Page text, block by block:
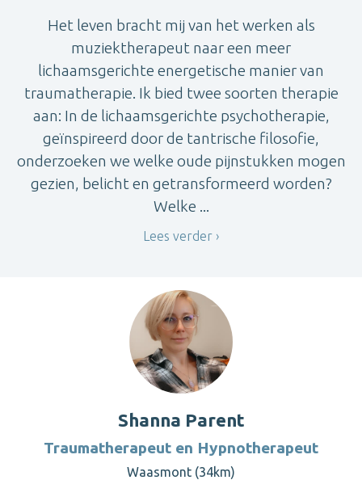
Het leven bracht mij van het werken als
muziektherapeut naar een meer
lichaamsgerichte energetische manier van
traumatherapie. Ik bied twee soorten therapie
aan: In de lichaamsgerichte psychotherapie,
geïnspireerd door de tantrische filosofie,
onderzoeken we welke oude pijnstukken mogen
gezien, belicht en getransformeerd worden?
Welke ...
Lees verder
Shanna Parent
Traumatherapeut en Hypnotherapeut
Waasmont (34km)